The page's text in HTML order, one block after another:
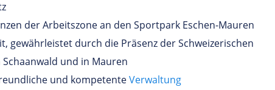
der Arbeitszone an den Sportpark Eschen-Mauren
gewährleistet durch die Präsenz der Schweizerischen
und in Mauren
und kompetenteVerwaltung